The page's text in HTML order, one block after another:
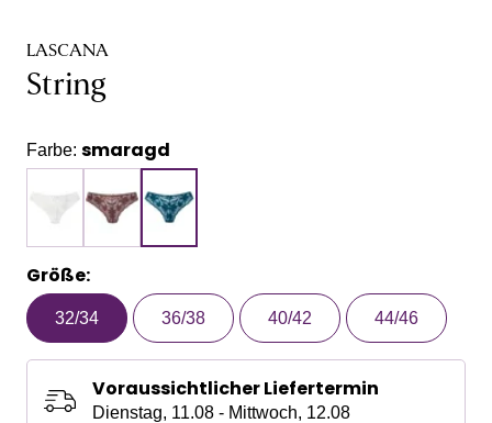
LASCANA
String
Farbe: smaragd
Größe:
32/34 36/38 40/42 44/46
Voraussichtlicher Liefertermin
Dienstag, 11.08 - Mittwoch, 12.08